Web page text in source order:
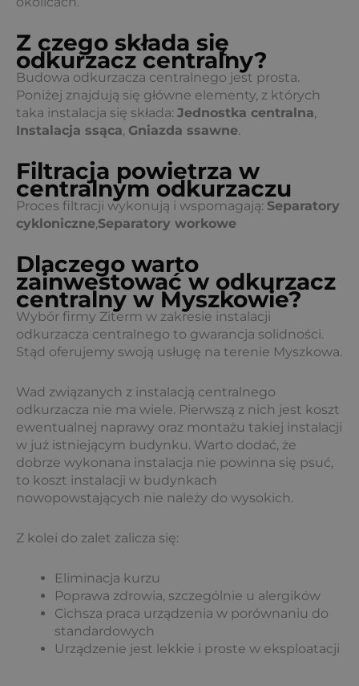
Z czego składa się
odkurzacz centralny?
Budowa odkurzacza centralnego jest prosta.
Poniżej znajdują się główne elementy, z których
taka instalacja się składa: Jednostka centralna,
Instalacja ssąca, Gniazda ssawne.
Filtracja powietrza w
centralnym odkurzaczu
Proces filtracji wykonują i wspomagają: Separatory
cykloniczne,Separatory workowe
Dlaczego warto
zainwestować w odkurzacz
centralny w Myszkowie?
Wybór firmy Ziterm w zakresie instalacji
odkurzacza centralnego to gwarancja solidności.
Stąd oferujemy swoją usługę na terenie Myszkowa.
Wad związanych z instalacją centralnego
odkurzacza nie ma wiele. Pierwszą z nich jest koszt
ewentualnej naprawy oraz montażu takiej instalacji
w już istniejącym budynku. Warto dodać, że
dobrze wykonana instalacja nie powinna się psuć,
to koszt instalacji w budynkach
nowopowstających nie należy do wysokich.
Z kolei do zalet zalicza się:
Eliminacja kurzu
Poprawa zdrowia, szczególnie u alergików
Cichsza praca urządzenia w porównaniu do
standardowych
Urządzenie jest lekkie i proste w eksploatacji